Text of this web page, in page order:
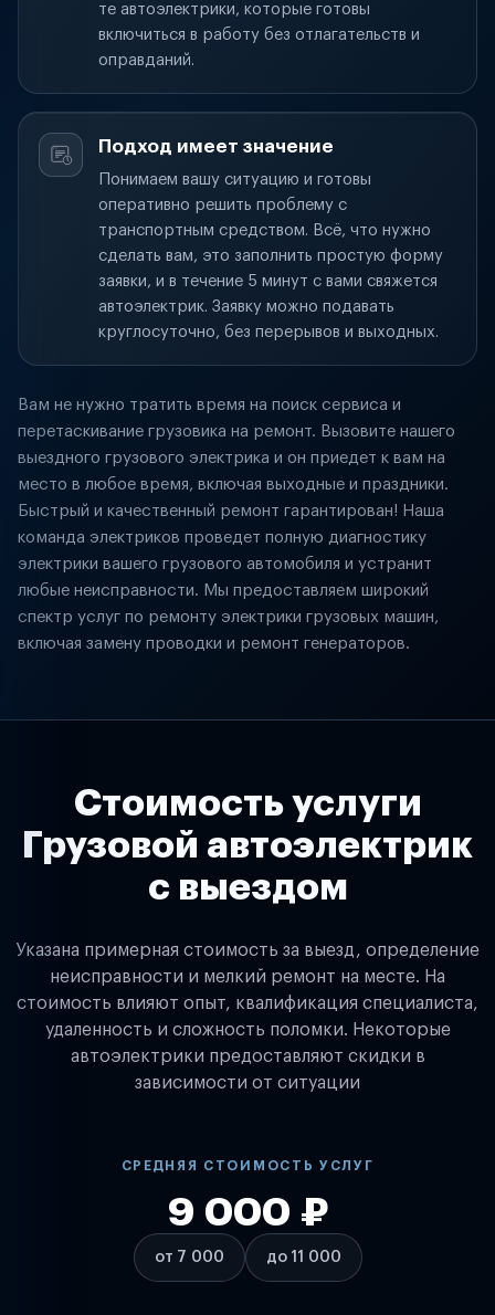
те автоэлектрики, которые готовы
включиться в работу без отлагательств и
оправданий.
Подход имеет значение
Понимаем вашу ситуацию и готовы
оперативно решить проблему с
транспортным средством. Всё, что нужно
сделать вам, это заполнить простую форму
заявки, и в течение 5 минут с вами свяжется
автоэлектрик. Заявку можно подавать
круглосуточно, без перерывов и выходных.
Вам не нужно тратить время на поиск сервиса и
перетаскивание грузовика на ремонт. Вызовите нашего
выездного грузового электрика и он приедет к вам на
место в любое время, включая выходные и праздники.
Быстрый и качественный ремонт гарантирован! Наша
команда электриков проведет полную диагностику
электрики вашего грузового автомобиля и устранит
любые неисправности. Мы предоставляем широкий
спектр услуг по ремонту электрики грузовых машин,
включая замену проводки и ремонт генераторов.
Стоимость услуги
Грузовой автоэлектрик
с выездом
Указана примерная стоимость за выезд, определение
неисправности и мелкий ремонт на месте. На
стоимость влияют опыт, квалификация специалиста,
удаленность и сложность поломки. Некоторые
автоэлектрики предоставляют скидки в
зависимости от ситуации
СРЕДНЯЯ СТОИМОСТЬ УСЛУГ
от 7 000
9 000 ₽
до 11 000